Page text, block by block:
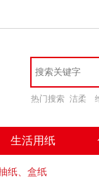
热门搜索 洁柔
生活用纸
纸、盒纸